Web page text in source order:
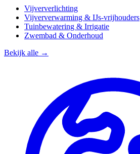
Vijververlichting
Vijververwarming & IJs-vrijhouders
Tuinbewatering & Irrigatie
Zwembad & Onderhoud
Bekijk alle →